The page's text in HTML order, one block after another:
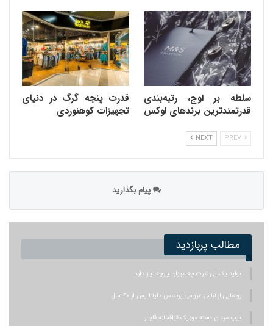
سلطه بر اوج، رتبه‌بندی
قدرتمندترین برندهای لوکس
قدرت پنجه گرگ در دنیای
تجهیزات کوهنوردی
NEXT
پیام بگذارید
مطالب پربازدید
تولید یک تی شرت چه میزان پارچه نیاز دارد
رونمایی از لباس عروسی پرنسس دایانا پس از ۴۰ سال
تیپ مردان دسته موزیک قزاقخانه قاجار